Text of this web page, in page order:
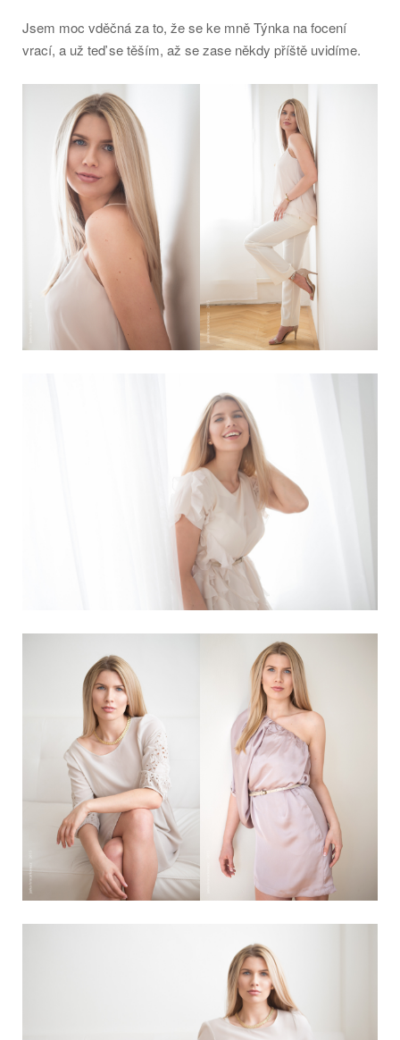
Jsem moc vděčná za to, že se ke mně Týnka na focení
vrací, a už teď se těším, až se zase někdy příště uvidíme.